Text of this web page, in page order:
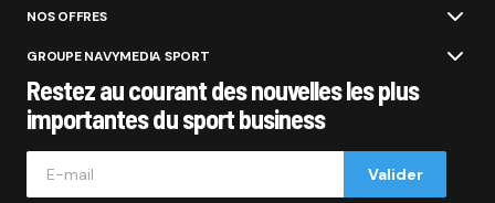
NOS OFFRES
GROUPE NAVYMEDIA SPORT
Restez au courant des nouvelles les plus
importantes du sport business
Valider